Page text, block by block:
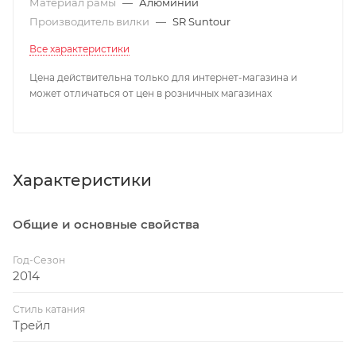
Производитель вилки — SR Suntour
Все характеристики
Цена действительна только для интернет-магазина и
может отличаться от цен в розничных магазинах
Характеристики
Общие и основные свойства
Год-Сезон
2014
Стиль катания
Трейл